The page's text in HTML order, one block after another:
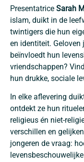
Presentatrice Sarah
islam, duikt in de
twintigers die hun
en identiteit. Geloven
beïnvloedt hun
vriendschappen?
hun drukke, sociale
In elke aflevering
ontdekt ze hun
religieus én niet-
verschillen en
jongeren de vraag: